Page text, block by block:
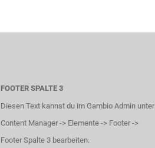
FOOTER SPALTE 3
Diesen Text kannst du im Gambio Admin unter
Content Manager -> Elemente -> Footer ->
Footer Spalte 3 bearbeiten.